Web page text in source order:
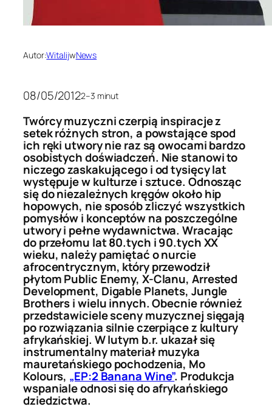
Autor:WitalijwNews
08/05/20122–3 minut
Twórcy muzyczni czerpią inspiracje z
setek różnych stron, a powstające spod
ich ręki utwory nie raz są owocami bardzo
osobistych doświadczeń. Nie stanowi to
niczego zaskakującego i od tysięcy lat
występuje w kulturze i sztuce. Odnosząc
się do niezależnych kręgów około hip
hopowych, nie sposób zliczyć wszystkich
pomysłów i konceptów na poszczególne
utwory i pełne wydawnictwa. Wracając
do przełomu lat 80.tych i 90.tych XX
wieku, należy pamiętać o nurcie
afrocentrycznym, który przewodził
płytom Public Enemy, X-Clanu, Arrested
Development, Digable Planets, Jungle
Brothers i wielu innych. Obecnie również
przedstawiciele sceny muzycznej sięgają
po rozwiązania silnie czerpiące z kultury
afrykańskiej. W lutym b.r. ukazał się
instrumentalny materiał muzyka
mauretańskiego pochodzenia, Mo
Kolours, „EP:2 Banana Wine”. Produkcja
wspaniale odnosi się do afrykańskiego
dziedzictwa.